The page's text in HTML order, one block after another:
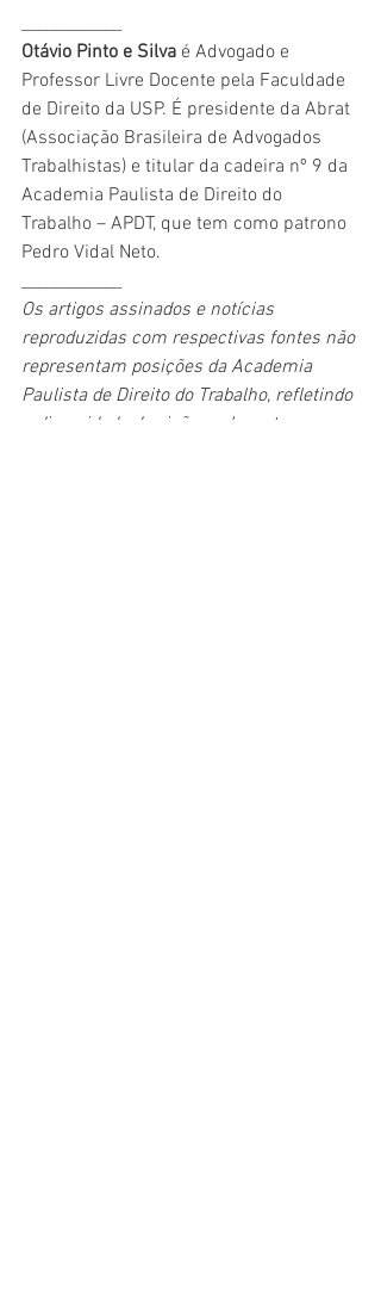
____________
Otávio Pinto e Silva é Advogado e
Professor Livre Docente pela Faculdade
de Direito da USP. É presidente da Abrat
(Associação Brasileira de Advogados
Trabalhistas) e titular da cadeira nº 9 da
Academia Paulista de Direito do
Trabalho – APDT, que tem como patrono
Pedro Vidal Neto.
____________
Os artigos assinados e notícias
reproduzidas com respectivas fontes não
representam posições da Academia
Paulista de Direito do Trabalho, refletindo
a diversidade de visões relevantes